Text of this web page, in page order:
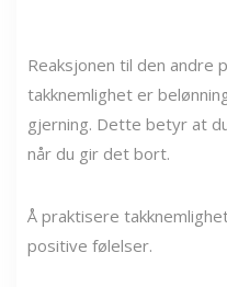
Reaksjonen til den andre
takknemlighet er
gjerning. Dette betyr at
når du gir det bort.
Å praktisere
positive følelser.